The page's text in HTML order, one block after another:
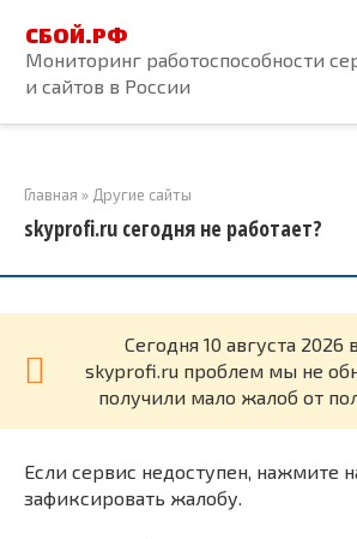
контенту
СБОЙ.РФ
Мониторинг работоспособности
и сайтов в России
Главная » Другие сайты
skyprofi.ru сегодня не работает?
Cегодня 10 августа 2026
skyprofi.ru проблем мы не
получили мало жалоб от
Если сервис недоступен, нажмите
зафиксировать жалобу.